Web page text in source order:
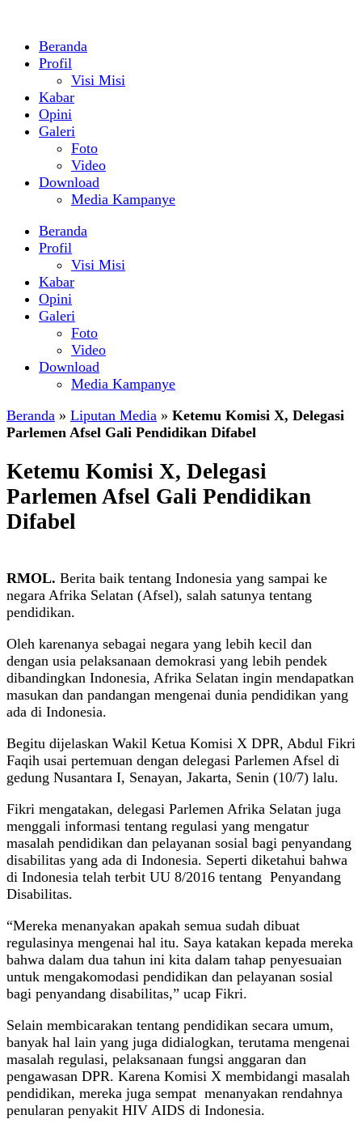
Beranda
Profil
Visi Misi
Kabar
Opini
Galeri
Foto
Video
Download
Media Kampanye
Beranda
Profil
Visi Misi
Kabar
Opini
Galeri
Foto
Video
Download
Media Kampanye
Beranda » Liputan Media » Ketemu Komisi X, Delegasi
Parlemen Afsel Gali Pendidikan Difabel
Ketemu Komisi X, Delegasi
Parlemen Afsel Gali Pendidikan
Difabel
RMOL. Berita baik tentang Indonesia yang sampai ke
negara Afrika Selatan (Afsel), salah satunya tentang
pendidikan.
Oleh karenanya sebagai negara yang lebih kecil dan
dengan usia pelaksanaan demokrasi yang lebih pendek
dibandingkan Indonesia, Afrika Selatan ingin mendapatkan
masukan dan pandangan mengenai dunia pendidikan yang
ada di Indonesia.
Begitu dijelaskan Wakil Ketua Komisi X DPR, Abdul Fikri
Faqih usai pertemuan dengan delegasi Parlemen Afsel di
gedung Nusantara I, Senayan, Jakarta, Senin (10/7) lalu.
Fikri mengatakan, delegasi Parlemen Afrika Selatan juga
menggali informasi tentang regulasi yang mengatur
masalah pendidikan dan pelayanan sosial bagi penyandang
disabilitas yang ada di Indonesia. Seperti diketahui bahwa
di Indonesia telah terbit UU 8/2016 tentang Penyandang
Disabilitas.
“Mereka menanyakan apakah semua sudah dibuat
regulasinya mengenai hal itu. Saya katakan kepada mereka
bahwa dalam dua tahun ini kita dalam tahap penyesuaian
untuk mengakomodasi pendidikan dan pelayanan sosial
bagi penyandang disabilitas,” ucap Fikri.
Selain membicarakan tentang pendidikan secara umum,
banyak hal lain yang juga didialogkan, terutama mengenai
masalah regulasi, pelaksanaan fungsi anggaran dan
pengawasan DPR. Karena Komisi X membidangi masalah
pendidikan, mereka juga sempat menanyakan rendahnya
penularan penyakit HIV AIDS di Indonesia.